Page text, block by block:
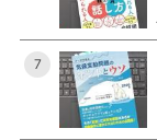
7